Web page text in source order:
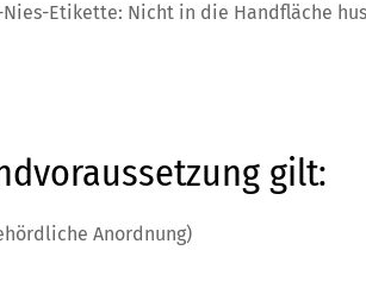
Nies-Etikette: Nicht in die Handfläche
gilt:
Anordnung)